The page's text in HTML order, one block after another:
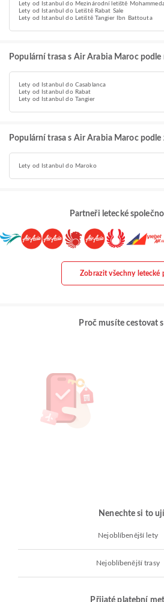
Lety od Istanbul do Mezinárodní letiště
Lety od Istanbul do Letiště Rabat Sale
Lety od Istanbul do Letiště Tangier Ibn Battouta
Populární trasa s Air Arabia Maroc podle
Lety od Istanbul do Casablanca
Lety od Istanbul do Rabat
Lety od Istanbul do Tangier
Populární trasa s Air Arabia Maroc podle
Lety od Istanbul do Maroko
Partneři letecké
Zobrazit všechny letecké
Proč musíte cestovat
Nenechte si to
Nejoblíbenější lety
Nejoblíbenější trasy
Přijaté platební